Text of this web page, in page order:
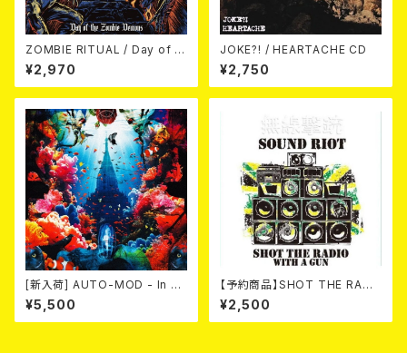
ZOMBIE RITUAL / Day of th
e Zombie Demons
¥2,970
JOKE?! / HEARTACHE CD
¥2,750
[新入荷] AUTO-MOD - In Th
e Wake Of KING AUTO-MO
D（CD+DVD/初回限定盤）
¥5,500
【予約商品】SHOT THE RADI
O WITH A GUN / SOUND RI
OT (CD)【8月８日発売】
¥2,500